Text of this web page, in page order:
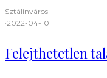
Sztálinváros
·2022-04-10
Felejthetetlen